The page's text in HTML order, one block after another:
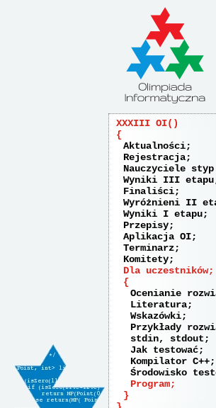
XXXIII OI
Aktualności
Rejestracja
Nauczyciele
Wyniki III etapu
Finaliści
Wyróżnieni II
Wyniki I etapu
Przepisy
Aplikacja OI
Terminarz
Komitety
Dla uczestników
Ocenianie
Literatura
Wskazówki
Przykłady
stdin, stdout
Jak testować
Kompilator C++
Środowisko
Program